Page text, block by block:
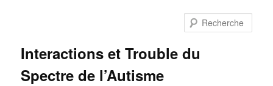
Interactions et Trouble du
Spectre de l’Autisme